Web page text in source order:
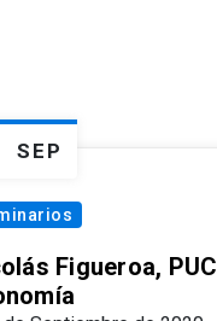
SEP
Figueroa, PUC